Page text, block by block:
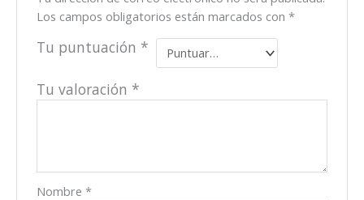
Los campos obligatorios están marcados con*
Tu puntuación *
Tu valoración *
Nombre*